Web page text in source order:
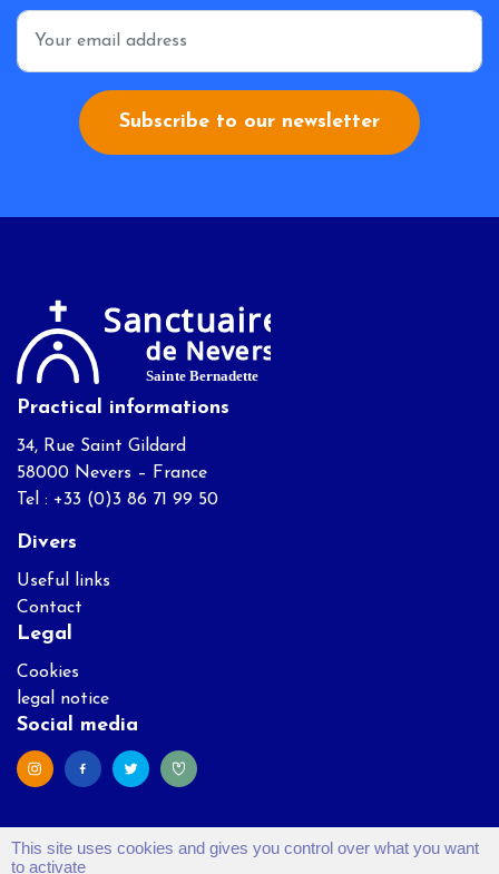
*
Subscribe to our newsletter
Practical informations
34, Rue Saint Gildard
58000 Nevers – France
Tel : +33 (0)3 86 71 99 50
Divers
Useful links
Contact
Legal
Cookies
legal notice
Social media
This site uses cookies and gives you control over what you want
to activate